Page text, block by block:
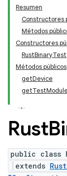
Resumen
Constructores
Métodos
Constructores
RustBinaryTest
Métodos públicos
getDevice
getTestModule
Rust
public class
extends